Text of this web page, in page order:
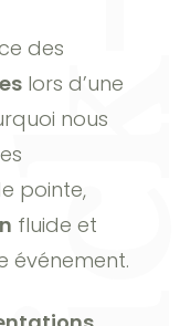
des
lors d’une
nous
pointe,
fluide et
événement.